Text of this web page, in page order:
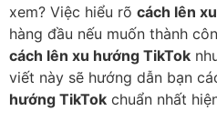
xem? Việc hiểu rõ cách lên
hàng đầu nếu muốn thành
cách lên xu hướng TikTok
viết này sẽ hướng dẫn bạn
hướng TikTok chuẩn nhất